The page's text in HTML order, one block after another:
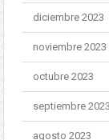
diciembre 2023
noviembre 2023
octubre 2023
septiembre 2023
agosto 2023